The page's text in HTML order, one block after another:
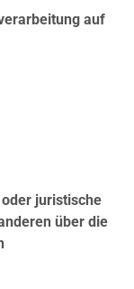
auf
juristische
über die